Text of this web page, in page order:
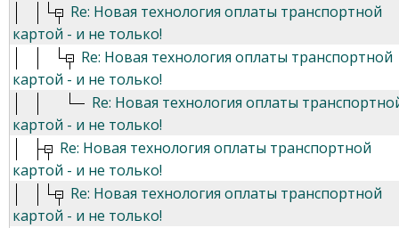
Re: Новая технология оплаты транспортной
картой - и не только!
Re: Новая технология оплаты транспортной
картой - и не только!
Re: Новая технология оплаты
картой - и не только!
Re: Новая технология оплаты транспортной
картой - и не только!
Re: Новая технология оплаты транспортной
картой - и не только!